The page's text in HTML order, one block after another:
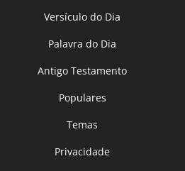
Versículo do Dia
Palavra do Dia
Antigo Testamento
Populares
Temas
Privacidade